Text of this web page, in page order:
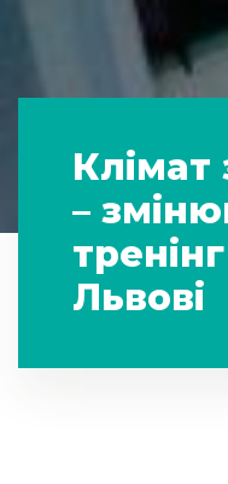
Клімат
–
Львові